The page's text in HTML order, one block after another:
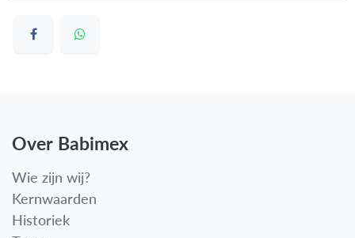
Over Babimex
Wie zijn wij?
Kernwaarden
Historiek